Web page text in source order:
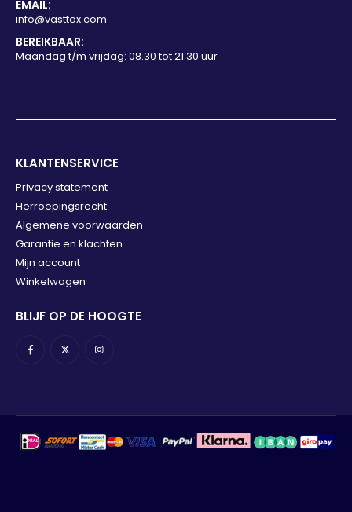
EMAIL:
info@vasttox.com
BEREIKBAAR:
Maandag t/m vrijdag: 08.30 tot 21.30 uur
KLANTENSERVICE
Privacy statement
Herroepingsrecht
Algemene voorwaarden
Garantie en klachten
Mijn account
Winkelwagen
BLIJF OP DE HOOGTE